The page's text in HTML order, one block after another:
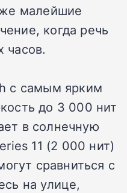
малейшие
когда речь
часов.
с самым ярким
до 3 000 нит
в солнечную
11 (2 000 нит)
сравниться с
на улице,